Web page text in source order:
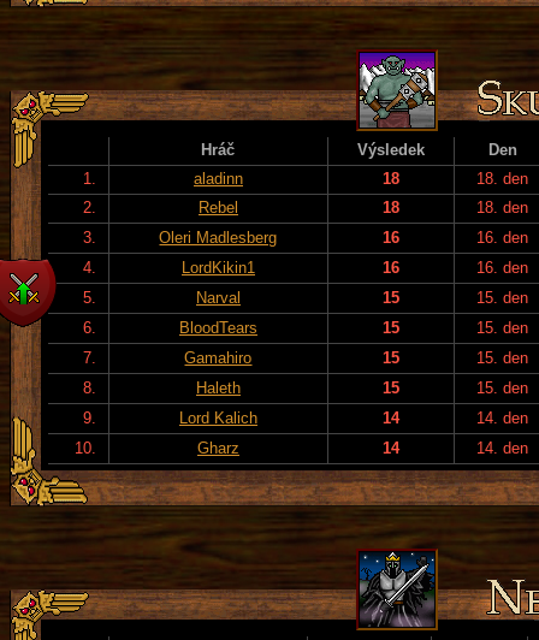
Hráč Výsledek
Den
1.
aladinn 18
18. den
2.
Rebel 18
18. den
3.
Oleri Madlesberg 16
16. den
4.
LordKikin1 16
16. den
5.
Narval 15
15. den
6.
BloodTears 15
15. den
7.
Gamahiro 15
15. den
8.
Haleth 15
15. den
9.
Lord Kalich 14
14. den
10.
Gharz 14 14. den